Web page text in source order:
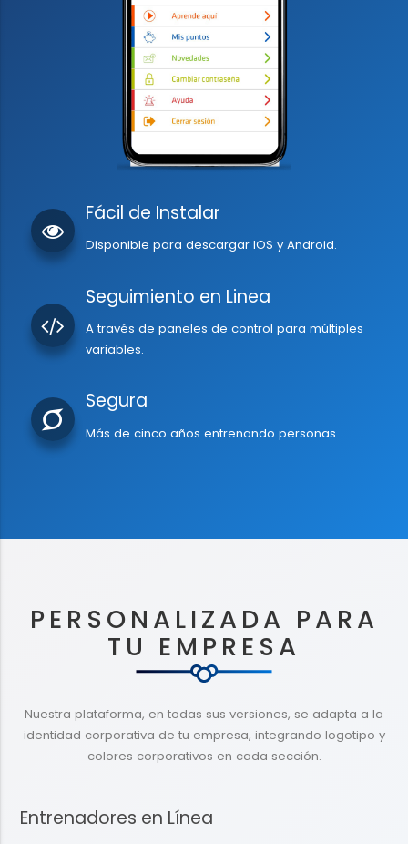
Fácil de Instalar
Disponible para descargar IOS y Android.
Seguimiento en Linea
A través de paneles de control para múltiples
variables.
Segura
Más de cinco años entrenando personas.
PERSONALIZADA PARA
TU EMPRESA
Nuestra plataforma, en todas sus versiones, se adapta a la
identidad corporativa de tu empresa, integrando logotipo y
colores corporativos en cada sección.
Entrenadores en Línea